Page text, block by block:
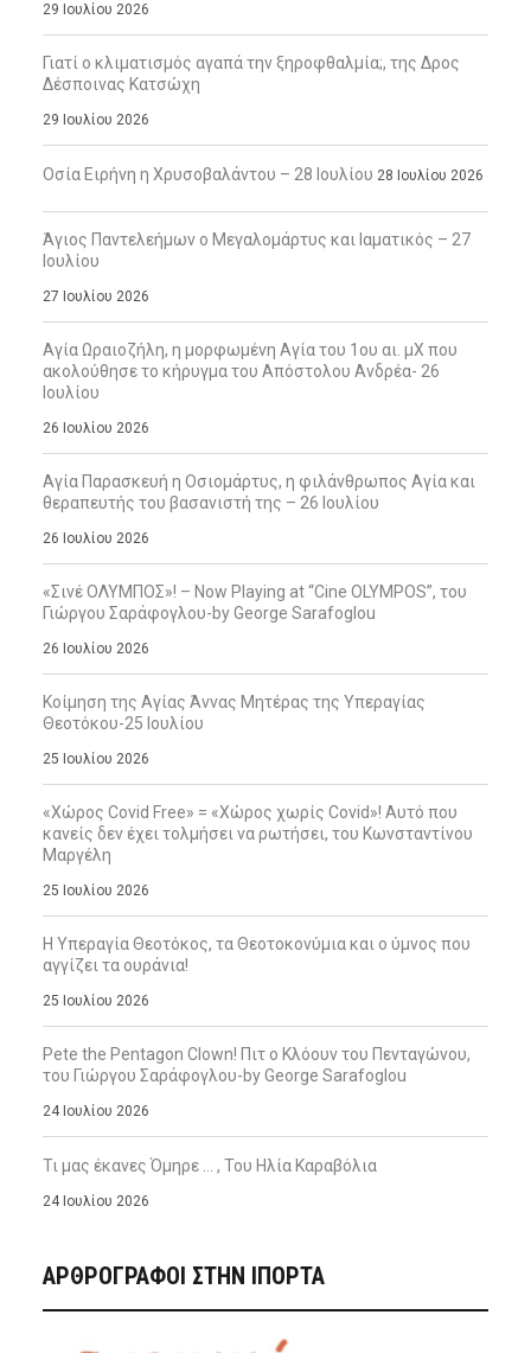
29 Ιουλίου 2026
Γιατί ο κλιματισμός αγαπά την ξηροφθαλμία;, της Δρος
Δέσποινας Κατσώχη
29 Ιουλίου 2026
Οσία Ειρήνη η Χρυσοβαλάντου – 28 Ιουλίου 28 Ιουλίου 2026
Άγιος Παντελεήμων ο Μεγαλομάρτυς και Ιαματικός – 27
Ιουλίου
27 Ιουλίου 2026
Αγία Ωραιοζήλη, η μορφωμένη Αγία του 1ου αι. μΧ που
ακολούθησε το κήρυγμα του Απόστολου Ανδρέα- 26
Ιουλίου
26 Ιουλίου 2026
Αγία Παρασκευή η Οσιομάρτυς, η φιλάνθρωπος Αγία και
θεραπευτής του βασανιστή της – 26 Ιουλίου
26 Ιουλίου 2026
«Σινέ ΟΛΥΜΠΟΣ»! – Now Playing at “Cine OLYMPOS”, του
Γιώργου Σαράφογλου-by George Sarafoglou
26 Ιουλίου 2026
Κοίμηση της Αγίας Άννας Μητέρας της Υπεραγίας
Θεοτόκου-25 Ιουλίου
25 Ιουλίου 2026
«Χώρος Covid Free» = «Χώρος χωρίς Covid»! Αυτό που
κανείς δεν έχει τολμήσει να ρωτήσει, του Κωνσταντίνου
Μαργέλη
25 Ιουλίου 2026
Η Υπεραγία Θεοτόκος, τα Θεοτοκονύμια και ο ύμνος που
αγγίζει τα ουράνια!
25 Ιουλίου 2026
Pete the Pentagon Clown! Πιτ ο Κλόουν του Πενταγώνου,
του Γιώργου Σαράφογλου-by George Sarafoglou
24 Ιουλίου 2026
Τι μας έκανες Όμηρε … , Του Ηλία Καραβόλια
24 Ιουλίου 2026
ΑΡΘΡΟΓΡΑΦΟΙ ΣΤΗΝ IΠΟΡΤΑ